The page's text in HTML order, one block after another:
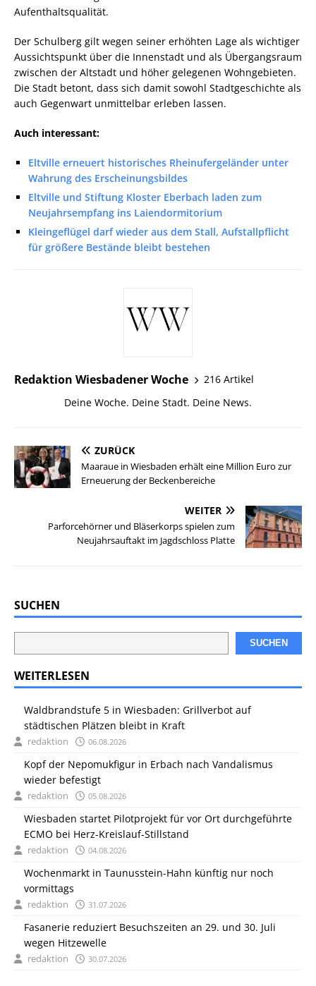
Aufenthaltsqualität.
Der Schulberg gilt wegen seiner erhöhten Lage als wichtiger
Aussichtspunkt über die Innenstadt und als Übergangsraum
zwischen der Altstadt und höher gelegenen Wohngebieten.
Die Stadt betont, dass sich damit sowohl Stadtgeschichte als
auch Gegenwart unmittelbar erleben lassen.
Auch interessant:
Eltville erneuert historisches Rheinufergeländer unter
Wahrung des Erscheinungsbildes
Eltville und Stiftung Kloster Eberbach laden zum
Neujahrsempfang ins Laiendormitorium
Kleingeflügel darf wieder aus dem Stall, Aufstallpflicht
für größere Bestände bleibt bestehen
Redaktion Wiesbadener Woche
216 Artikel
Deine Woche. Deine Stadt. Deine News.
ZURÜCK
Maaraue in Wiesbaden erhält eine Million Euro zur
Erneuerung der Beckenbereiche
WEITER
Parforcehörner und Bläserkorps spielen zum
Neujahrsauftakt im Jagdschloss Platte
SUCHEN
SUCHEN
WEITERLESEN
Waldbrandstufe 5 in Wiesbaden: Grillverbot auf
städtischen Plätzen bleibt in Kraft
redaktion 06.08.2026
Kopf der Nepomukfigur in Erbach nach Vandalismus
wieder befestigt
redaktion 05.08.2026
Wiesbaden startet Pilotprojekt für vor Ort durchgeführte
ECMO bei Herz-Kreislauf-Stillstand
redaktion 04.08.2026
Wochenmarkt in Taunusstein-Hahn künftig nur noch
vormittags
redaktion 31.07.2026
Fasanerie reduziert Besuchszeiten an 29. und 30. Juli
wegen Hitzewelle
redaktion 30.07.2026